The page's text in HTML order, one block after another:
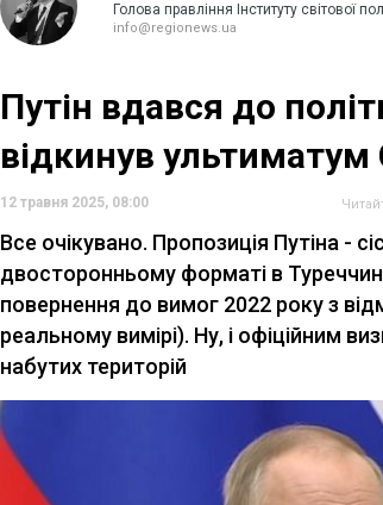
Голова правління Інституту світової
info@regionews.ua
Путін вдався до
відкинув ультиматум
12 травня 2025, 08:00
Все очікувано. Пропозиція Путіна -
двосторонньому форматі в
повернення до вимог 2022 року з
реальному вимірі). Ну, і офіційним
набутих територій